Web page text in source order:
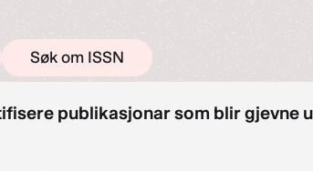
Søk om ISSN
publikasjonar som blir gjevne